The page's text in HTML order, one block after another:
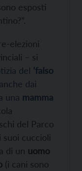
esposti
elezioni
– si
del ‘falso
dai
una mamma
del Parco
cuccioli
di un uomo
(i cani sono